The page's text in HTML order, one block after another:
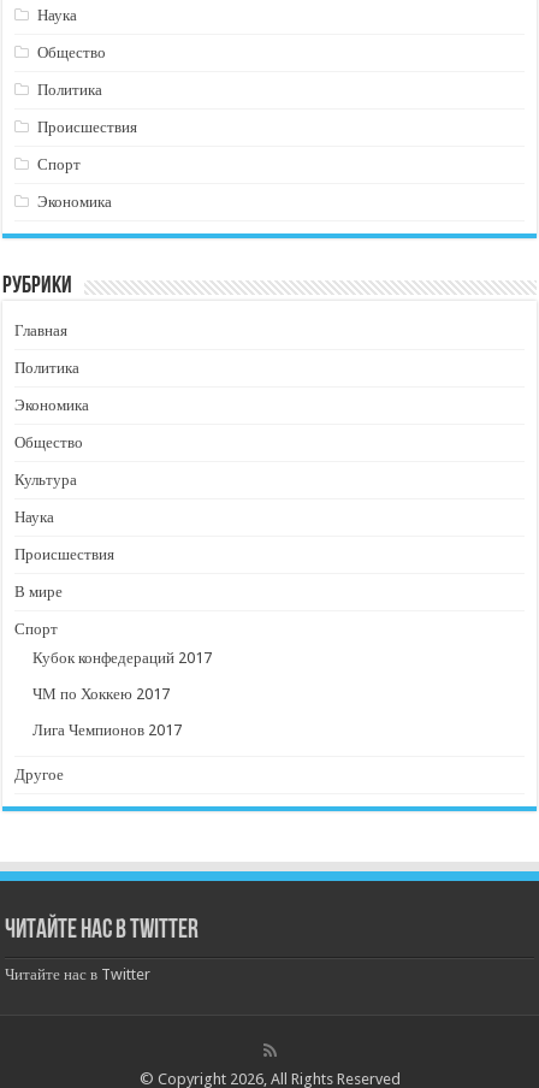
Наука
Общество
Политика
Происшествия
Спорт
Экономика
Рубрики
Главная
Политика
Экономика
Общество
Культура
Наука
Происшествия
В мире
Спорт
Кубок конфедераций 2017
ЧМ по Хоккею 2017
Лига Чемпионов 2017
Другое
Читайте нас в Twitter
Читайте нас в Twitter
© Copyright 2026, All Rights Reserved